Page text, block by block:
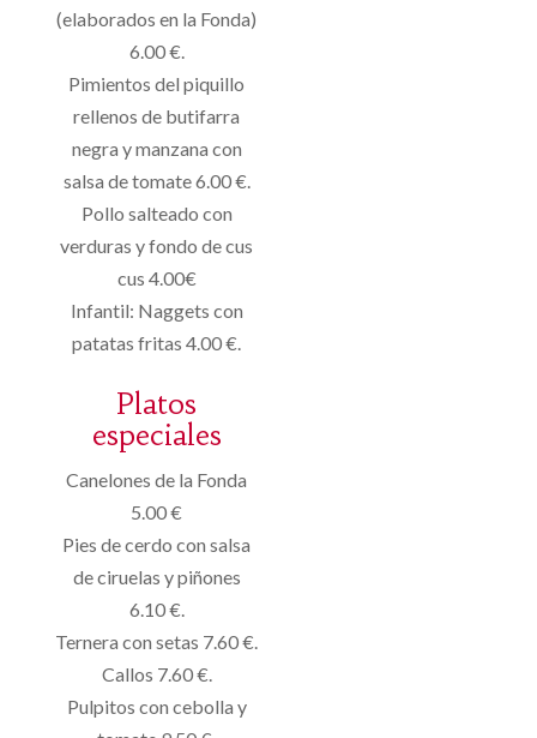
(elaborados en la Fonda)
6.00 €.
Pimientos del piquillo
rellenos de butifarra
negra y manzana con
salsa de tomate 6.00 €.
Pollo salteado con
verduras y fondo de cus
cus 4.00€
Infantil: Naggets con
patatas fritas 4.00 €.
Platos
especiales
Canelones de la Fonda
5.00 €
Pies de cerdo con salsa
de ciruelas y piñones
6.10 €.
Ternera con setas 7.60 €.
Callos 7.60 €.
Pulpitos con cebolla y